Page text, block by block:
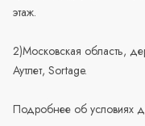
этаж.
2)Московская область,
Аутлет, Sortage.
Подробнее об условиях